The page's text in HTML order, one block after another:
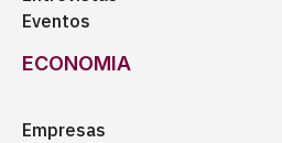
Eventos
ECONOMIA
Empresas